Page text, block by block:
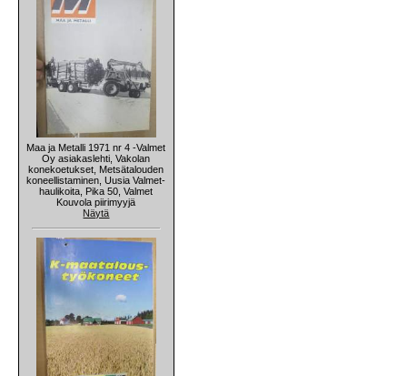
Maa ja Metalli 1971 nr 4 -Valmet
Oy asiakaslehti, Vakolan
konekoetukset, Metsätalouden
koneellistaminen, Uusia Valmet-
haulikoita, Pika 50, Valmet
Kouvola piirimyyjä
Näytä